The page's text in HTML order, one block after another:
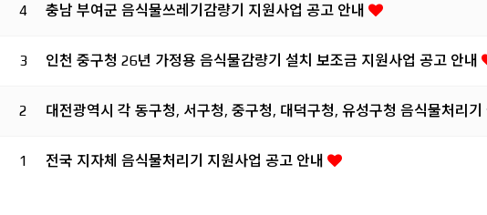
4 충남 부여군 음식물쓰레기감량기 지원사업 공고 안내
3 인천 중구청 26년 가정용 음식물감량기 설치 보조금 지원사업 공고 안내
2 대전광역시 각 동구청, 서구청, 중구청, 대덕구청, 유성구청 음식물처리
1 전국 지자체 음식물처리기 지원사업 공고 안내